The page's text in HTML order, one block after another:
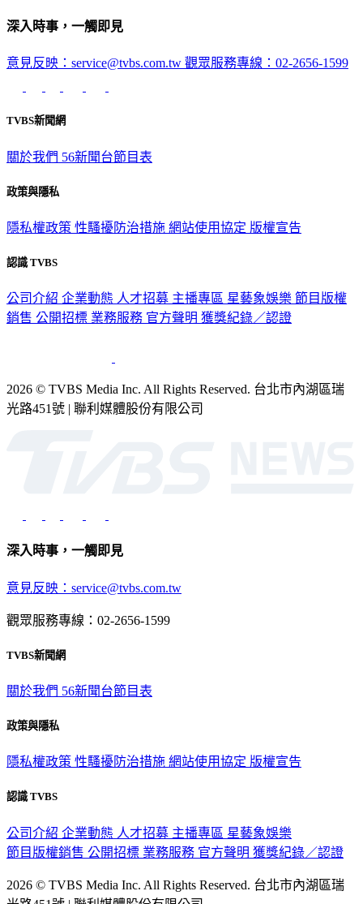
深入時事，一觸即見
意見反映：service@tvbs.com.tw 觀眾服務專線：02-2656-1599
TVBS新聞網
關於我們 56新聞台節目表
政策與隱私
隱私權政策 性騷擾防治措施 網站使用協定 版權宣告
認識 TVBS
公司介紹 企業動態 人才招募 主播專區 星藝象娛樂 節目版權
銷售 公開招標 業務服務 官方聲明 獲獎紀錄／認證
2026 © TVBS Media Inc. All Rights Reserved. 台北市內湖區瑞
光路451號 | 聯利媒體股份有限公司
深入時事，一觸即見
意見反映：service@tvbs.com.tw
觀眾服務專線：02-2656-1599
TVBS新聞網
關於我們 56新聞台節目表
政策與隱私
隱私權政策 性騷擾防治措施 網站使用協定 版權宣告
認識 TVBS
公司介紹 企業動態 人才招募 主播專區 星藝象娛樂
節目版權銷售 公開招標 業務服務 官方聲明 獲獎紀錄／認證
2026 © TVBS Media Inc. All Rights Reserved. 台北市內湖區瑞